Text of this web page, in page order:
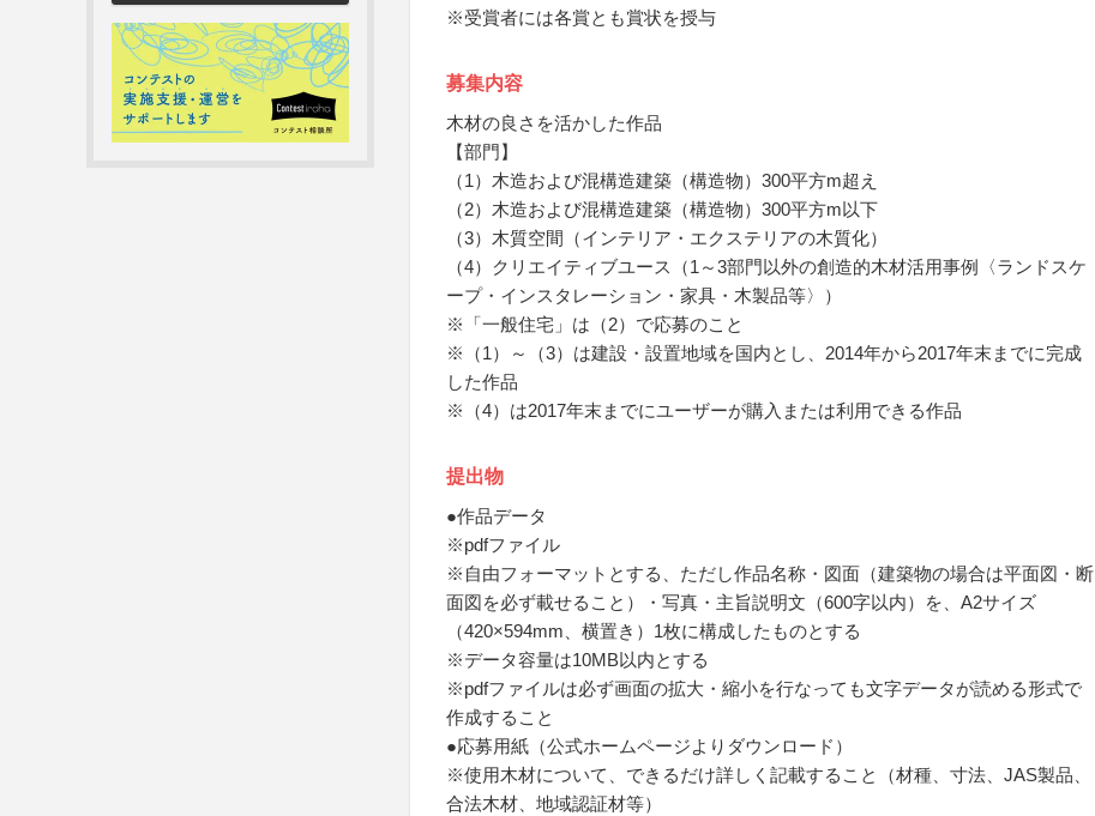
※受賞者には各賞とも賞状を授与
募集内容
木材の良さを活かした作品
【部門】
（1）木造および混構造建築（構造物）300平方m超え
（2）木造および混構造建築（構造物）300平方m以下
（3）木質空間（インテリア・エクステリアの木質化）
（4）クリエイティブユース（1～3部門以外の創造的木材活用事例〈ランドスケ
ープ・インスタレーション・家具・木製品等〉）
※「一般住宅」は（2）で応募のこと
※（1）～（3）は建設・設置地域を国内とし、2014年から2017年末までに完成
した作品
※（4）は2017年末までにユーザーが購入または利用できる作品
提出物
●作品データ
※pdfファイル
※自由フォーマットとする、ただし作品名称・図面（建築物の場合は平面図・断
面図を必ず載せること）・写真・主旨説明文（600字以内）を、A2サイズ
（420×594mm、横置き）1枚に構成したものとする
※データ容量は10MB以内とする
※pdfファイルは必ず画面の拡大・縮小を行なっても文字データが読める形式で
作成すること
●応募用紙（公式ホームページよりダウンロード）
※使用木材について、できるだけ詳しく記載すること（材種、寸法、JAS製品、
合法木材、地域認証材等）